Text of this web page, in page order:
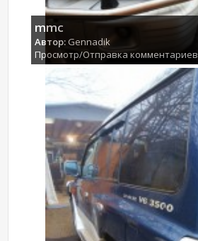
mmc
Автор: Gennadik
Просмотр/Отправка комментариев